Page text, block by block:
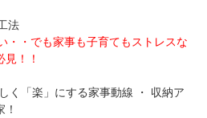
法
・・でも家事も子育てもストレスな
！！
く「楽」にする家事動線 ・ 収納ア